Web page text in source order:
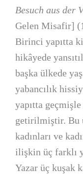
Besuch aus der
Gelen Misafir]
Birinci yapıtta
hikâyede
başka ülkede
yabancılık
yapıtta
getirilmiştir. Bu
kadınları ve
ilişkin üç farklı
Yazar üç kuşak